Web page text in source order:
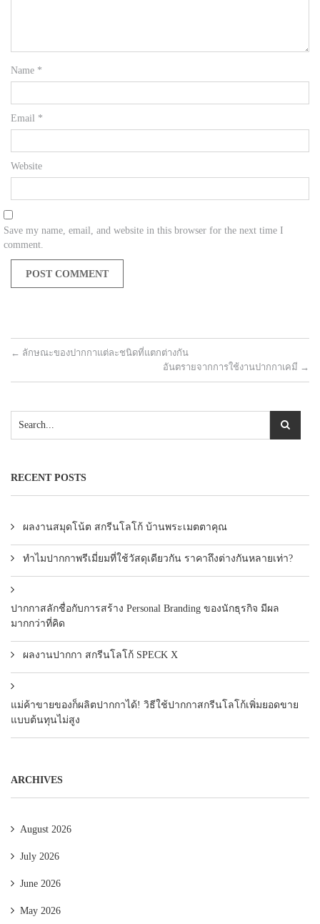
Name *
Email *
Website
Save my name, email, and website in this browser for the next time I
comment.
← ลักษณะของปากกาแต่ละชนิดที่แตกต่างกัน
อันตรายจากการใช้งานปากกาเคมี →
RECENT POSTS
ผลงานสมุดโน้ต สกรีนโลโก้ บ้านพระเมตตาคุณ
ทำไมปากกาพรีเมี่ยมที่ใช้วัสดุเดียวกัน ราคาถึงต่างกันหลายเท่า?
ปากกาสลักชื่อกับการสร้าง Personal Branding ของนักธุรกิจ มีผล
มากกว่าที่คิด
ผลงานปากกา สกรีนโลโก้ SPECK X
แม่ค้าขายของก็ผลิตปากกาได้! วิธีใช้ปากกาสกรีนโลโก้เพิ่มยอดขาย
แบบต้นทุนไม่สูง
ARCHIVES
August 2026
July 2026
June 2026
May 2026